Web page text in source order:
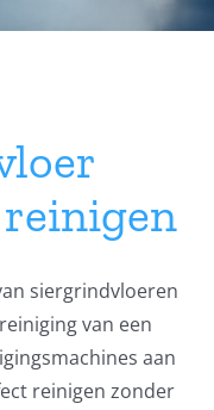
siergrindvloeren
van een
aan
reinigen zonder